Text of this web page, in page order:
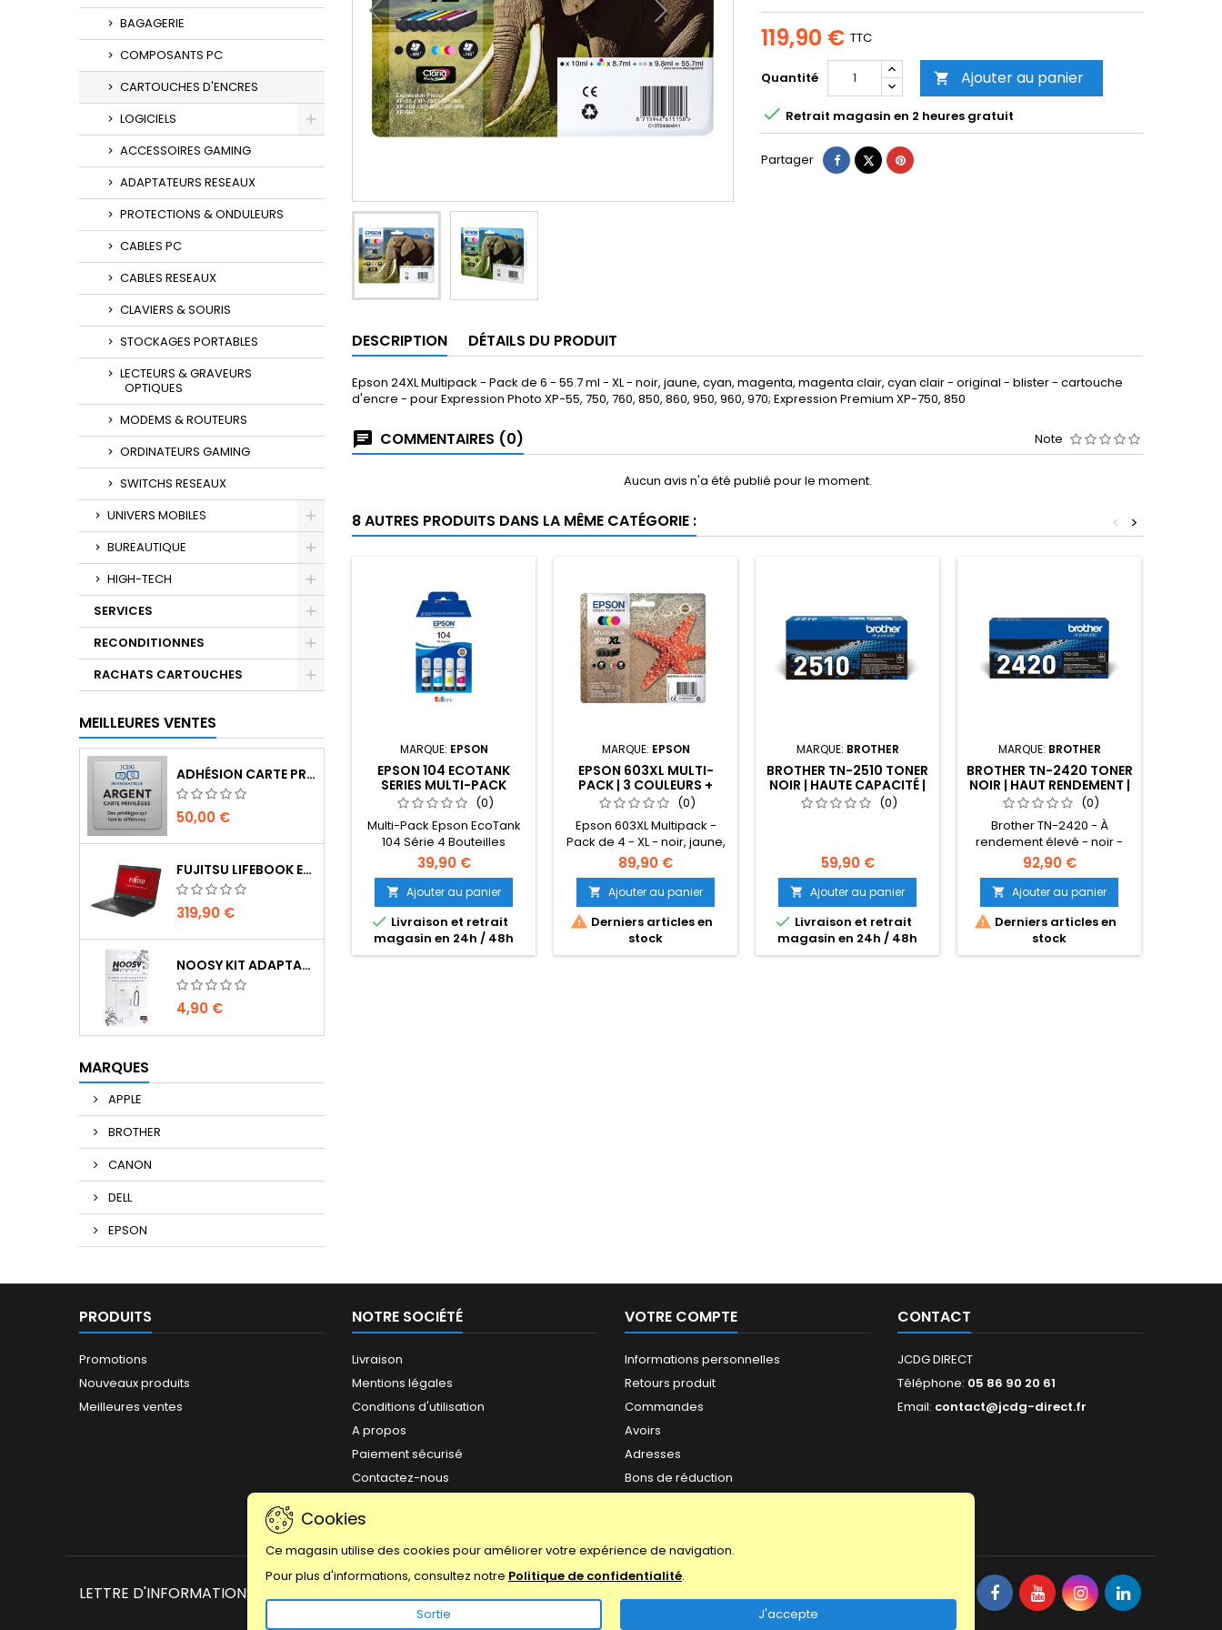
BAGAGERIE
COMPOSANTS PC
CARTOUCHES D'ENCRES
LOGICIELS
ACCESSOIRES GAMING
ADAPTATEURS RESEAUX
PROTECTIONS & ONDULEURS
CABLES PC
CABLES RESEAUX
CLAVIERS & SOURIS
STOCKAGES PORTABLES
LECTEURS & GRAVEURS
OPTIQUES
MODEMS & ROUTEURS
ORDINATEURS GAMING
SWITCHS RESEAUX
UNIVERS MOBILES
BUREAUTIQUE
HIGH-TECH
SERVICES
RECONDITIONNES
RACHATS CARTOUCHES
MEILLEURES VENTES
ADHÉSION CARTE PRIVILÈGES | 12 MOIS (INSCRIPTION TIRAGE AU SORT DE BIENVENUE)
50,00 €
FUJITSU LIFEBOOK E5510 | 15.6" | I3 10ÈME GEN | SSD 256 GO | 8 GO | NOIR | WIN11 PRO | RECONDITIONNÉ GRADE AB
319,90 €
NOOSY KIT ADAPTATEUR SIM
4,90 €
MARQUES
APPLE
BROTHER
CANON
DELL
EPSON
119,90 € TTC
Quantité  Ajouter au panier
 Retrait magasin en 2 heures gratuit
Partager PartagerTweetPinterest
DESCRIPTION DÉTAILS DU PRODUIT
Epson 24XL Multipack - Pack de 6 - 55.7 ml - XL - noir, jaune, cyan, magenta, magenta clair, cyan clair - original - blister - cartouche
d'encre - pour Expression Photo XP-55, 750, 760, 850, 860, 950, 960, 970; Expression Premium XP-750, 850
COMMENTAIRES (0) Note
Aucun avis n'a été publié pour le moment.
8 AUTRES PRODUITS DANS LA MÊME CATÉGORIE : >
<
MARQUE: EPSON
EPSON 104 ECOTANK
SERIES MULTI-PACK
(0)
Multi-Pack Epson EcoTank
104 Série 4 Bouteilles
EncresGarantie 12 mois
39,90 €
 Ajouter au panier
 Livraison et retrait
magasin en 24h / 48h
MARQUE: EPSON
EPSON 603XL MULTI-
PACK | 3 COULEURS +
NOIR
(0)
Epson 603XL Multipack -
Pack de 4 - XL - noir, jaune,
cyan, magenta - original -
blister - cartouche d'encre
- pour Expression Home XP-
2150, 2155, 3150, 3155, 4150,
4155; WorkForce WF-2820,
2840, 2845, 2870
89,90 €
 Ajouter au panier
 Derniers articles en
stock
MARQUE: BROTHER
BROTHER TN-2510 TONER
NOIR | HAUTE CAPACITÉ |
1200 PAGES(0)
59,90 €
 Ajouter au panier
 Livraison et retrait
magasin en 24h / 48h
MARQUE: BROTHER
BROTHER TN-2420 TONER
NOIR | HAUT RENDEMENT |
3000 PAGES(0)
Brother TN-2420 - À
rendement élevé - noir -
original - cartouche de
toner - pour Brother DCP-
L2510, L2530, L2537, L2550,
HL-L2350, L2370, L2375, MFC-
L2713, L2730, L2750
92,90 €
 Ajouter au panier
 Derniers articles en
stock
PRODUITS
Promotions
Nouveaux produits
Meilleures ventes
NOTRE SOCIÉTÉ
Livraison
Mentions légales
Conditions d'utilisation
A propos
Paiement sécurisé
Contactez-nous
Magasins
VOTRE COMPTE
Informations personnelles
Retours produit
Commandes
Avoirs
Adresses
Bons de réduction
CONTACT
JCDG DIRECT
Téléphone: 05 86 90 20 61
Email: contact@jcdg-direct.fr
Cookies
Ce magasin utilise des cookies pour améliorer votre expérience de navigation.
Pour plus d'informations, consultez notre Politique de confidentialité.
Sortie J'accepte
LETTRE D'INFORMATIONS Facebook
YouTubeInstagram
LinkedIn